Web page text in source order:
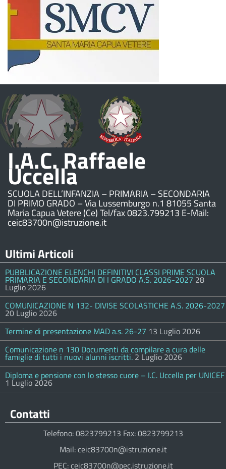
I.A.C. Raffaele
Uccella
SCUOLA DELL’INFANZIA – PRIMARIA – SECONDARIA
DI PRIMO GRADO – Via Lussemburgo n.1 81055 Santa
Maria Capua Vetere (Ce) Tel/fax 0823.799213 E-Mail:
ceic83700n@istruzione.it
Ultimi Articoli
PUBBLICAZIONE ELENCHI DEFINITIVI CLASSI PRIME SCUOLA
PRIMARIA E SECONDARIA DI I GRADO A.S. 2026-2027 28
Luglio 2026
COMUNICAZIONE N 132- DIVISE SCOLASTICHE A.S. 2026-2027
20 Luglio 2026
Termine di presentazione MAD a.s. 26-27 13 Luglio 2026
Comunicazione n 130 Documenti da compilare a cura delle
famiglie di tutti i nuovi alunni iscritti. 2 Luglio 2026
Diploma e pensione con lo stesso cuore – I.C. Uccella per UNICEF
1 Luglio 2026
Contatti
Telefono: 0823799213 Fax: 0823799213
Mail: ceic83700n@istruzione.it
PEC: ceic83700n@pec.istruzione.it